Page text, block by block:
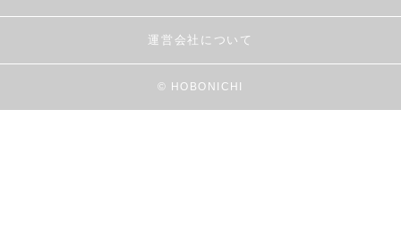
運営会社について
© HOBONICHI